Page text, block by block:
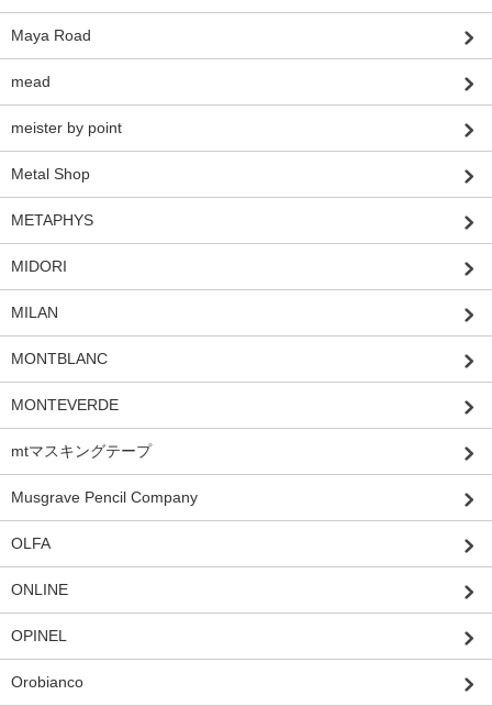
Maya Road
mead
meister by point
Metal Shop
METAPHYS
MIDORI
MILAN
MONTBLANC
MONTEVERDE
mtマスキングテープ
Musgrave Pencil Company
OLFA
ONLINE
OPINEL
Orobianco